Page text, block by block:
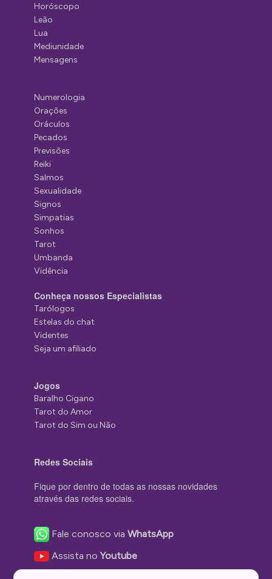
Horóscopo
Leão
Lua
Mediunidade
Mensagens
Numerologia
Orações
Oráculos
Pecados
Previsões
Reiki
Salmos
Sexualidade
Signos
Simpatias
Sonhos
Tarot
Umbanda
Vidência
Conheça nossos Especialistas
Tarólogos
Estelas do chat
Videntes
Seja um afiliado
Jogos
Baralho Cigano
Tarot do Amor
Tarot do Sim ou Não
Redes Sociais
Fique por dentro de todas as nossas novidades
através das redes sociais.
Fale conosco viaWhatsApp
Assista noYoutube